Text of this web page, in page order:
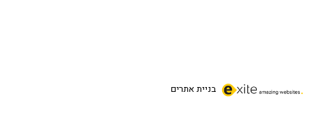
בניית אתרים